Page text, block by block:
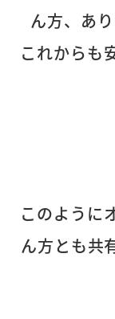
ん方、あ
これからも
このように
ん方とも共